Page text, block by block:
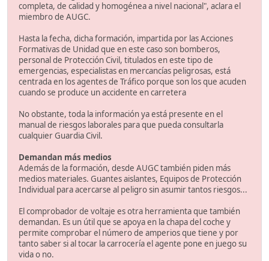
completa, de calidad y homogénea a nivel nacional", aclara el
miembro de AUGC.
Hasta la fecha, dicha formación, impartida por las Acciones
Formativas de Unidad que en este caso son bomberos,
personal de Protección Civil, titulados en este tipo de
emergencias, especialistas en mercancías peligrosas, está
centrada en los agentes de Tráfico porque son los que acuden
cuando se produce un accidente en carretera
No obstante, toda la información ya está presente en el
manual de riesgos laborales para que pueda consultarla
cualquier Guardia Civil.
Demandan más medios
Además de la formación, desde AUGC también piden más
medios materiales. Guantes aislantes, Equipos de Protección
Individual para acercarse al peligro sin asumir tantos riesgos...
El comprobador de voltaje es otra herramienta que también
demandan. Es un útil que se apoya en la chapa del coche y
permite comprobar el número de amperios que tiene y por
tanto saber si al tocar la carrocería el agente pone en juego su
vida o no.